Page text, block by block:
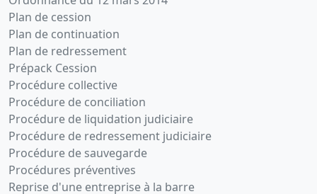
Plan de cession
Plan de continuation
Plan de redressement
Prépack Cession
Procédure collective
Procédure de conciliation
Procédure de liquidation judiciaire
Procédure de redressement judiciaire
Procédure de sauvegarde
Procédures préventives
Reprise d'une entreprise à la barre